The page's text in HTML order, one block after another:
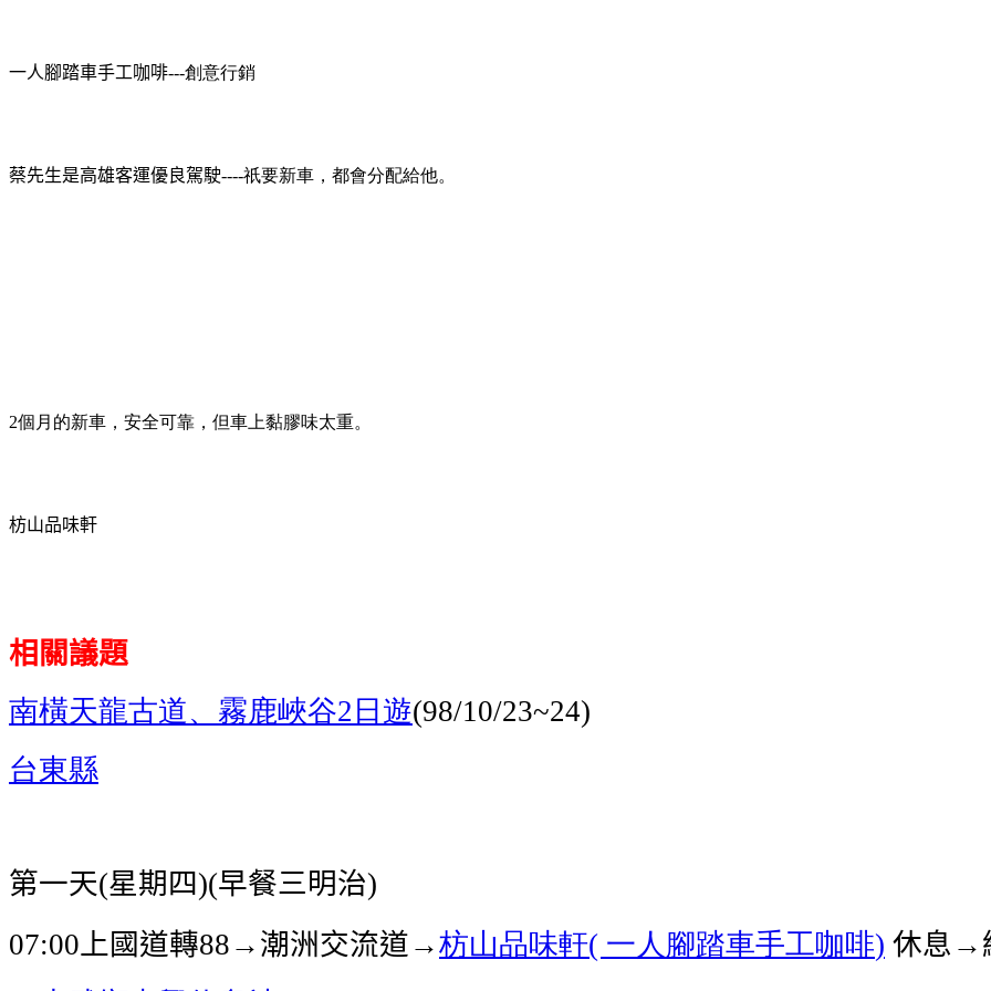
一人腳踏車手工咖啡---創意行銷
蔡先生是高雄客運優良駕駛----祇要新車，都會分配給他。
2個月的新車，安全可靠，但車上黏膠味太重。
枋山品味軒
相關議題
南橫天龍古道、霧鹿峽谷2 日遊(98/10/23~24)
台東縣
第一天(星期四)(早餐三明治)
07:00上國道轉88 →潮洲交流道→枋山品味軒( 一人腳踏車手工咖啡) 休息→